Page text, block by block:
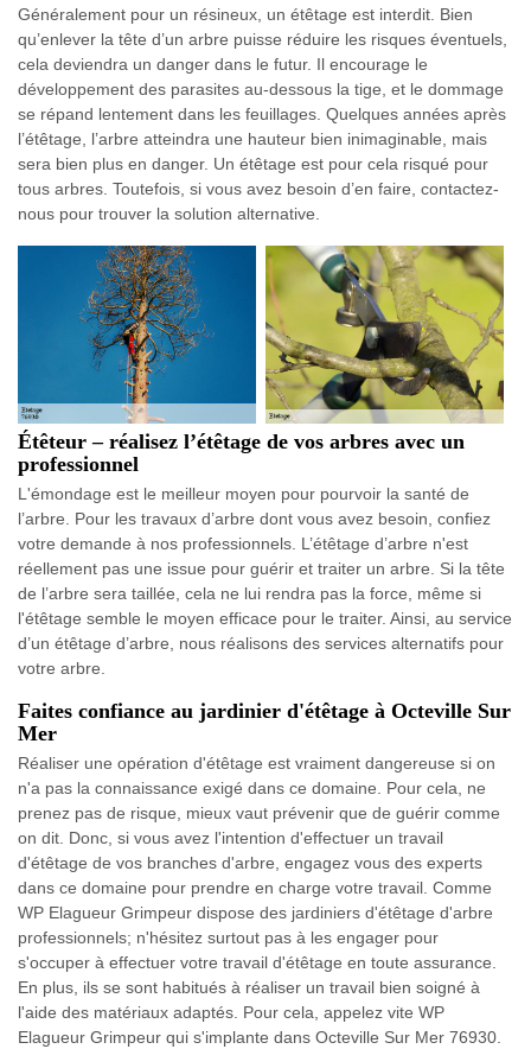
Généralement pour un résineux, un étêtage est interdit. Bien
qu’enlever la tête d’un arbre puisse réduire les risques éventuels,
cela deviendra un danger dans le futur. Il encourage le
développement des parasites au-dessous la tige, et le dommage
se répand lentement dans les feuillages. Quelques années après
l’étêtage, l’arbre atteindra une hauteur bien inimaginable, mais
sera bien plus en danger. Un étêtage est pour cela risqué pour
tous arbres. Toutefois, si vous avez besoin d’en faire, contactez-
nous pour trouver la solution alternative.
Étêteur – réalisez l’étêtage de vos arbres avec un
professionnel
L'émondage est le meilleur moyen pour pourvoir la santé de
l’arbre. Pour les travaux d’arbre dont vous avez besoin, confiez
votre demande à nos professionnels. L’étêtage d’arbre n'est
réellement pas une issue pour guérir et traiter un arbre. Si la tête
de l’arbre sera taillée, cela ne lui rendra pas la force, même si
l'étêtage semble le moyen efficace pour le traiter. Ainsi, au service
d’un étêtage d’arbre, nous réalisons des services alternatifs pour
votre arbre.
Faites confiance au jardinier d'étêtage à Octeville Sur
Mer
Réaliser une opération d'étêtage est vraiment dangereuse si on
n'a pas la connaissance exigé dans ce domaine. Pour cela, ne
prenez pas de risque, mieux vaut prévenir que de guérir comme
on dit. Donc, si vous avez l'intention d'effectuer un travail
d'étêtage de vos branches d'arbre, engagez vous des experts
dans ce domaine pour prendre en charge votre travail. Comme
WP Elagueur Grimpeur dispose des jardiniers d'étêtage d'arbre
professionnels; n'hésitez surtout pas à les engager pour
s'occuper à effectuer votre travail d'étêtage en toute assurance.
En plus, ils se sont habitués à réaliser un travail bien soigné à
l'aide des matériaux adaptés. Pour cela, appelez vite WP
Elagueur Grimpeur qui s'implante dans Octeville Sur Mer 76930.